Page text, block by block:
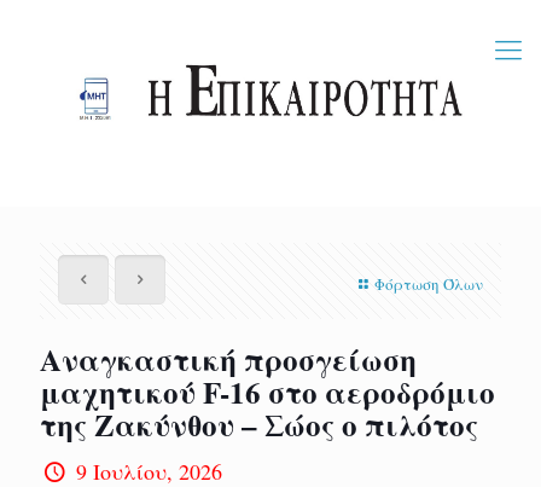
Φόρτωση Όλων
Αναγκαστική προσγείωση
μαχητικού F-16 στο αεροδρόμιο
της Ζακύνθου – Σώος ο πιλότος
9 Ιουλίου, 2026